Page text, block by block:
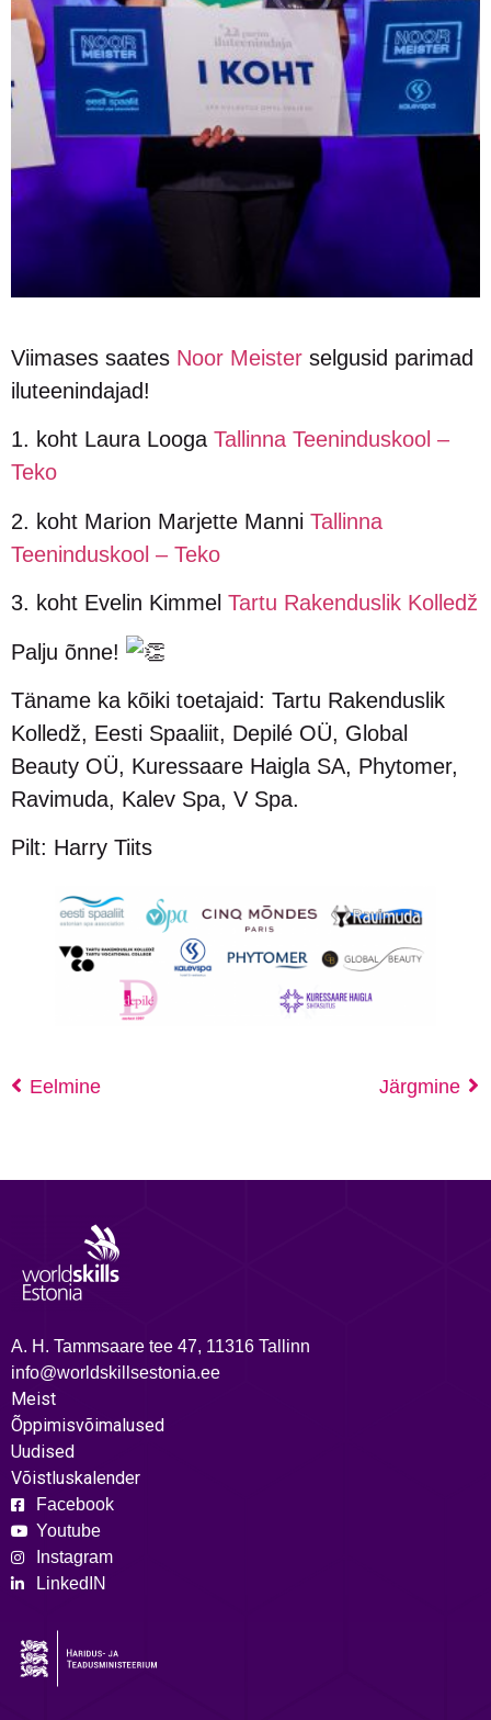
Viimases saates Noor Meister selgusid parimad
iluteenindajad!
1. koht Laura Looga Tallinna Teeninduskool –
Teko
2. koht Marion Marjette Manni Tallinna
Teeninduskool – Teko
3. koht Evelin Kimmel Tartu Rakenduslik Kolledž
Palju õnne!
Täname ka kõiki toetajaid: Tartu Rakenduslik
Kolledž, Eesti Spaaliit, Depilé OÜ, Global
Beauty OÜ, Kuressaare Haigla SA, Phytomer,
Ravimuda, Kalev Spa, V Spa.
Pilt: Harry Tiits
Eelmine Järgmine
A. H. Tammsaare tee 47, 11316 Tallinn
info@worldskillsestonia.ee
Meist
Õppimisvõimalused
Uudised
Võistluskalender
Facebook
Youtube
Instagram
LinkedIN